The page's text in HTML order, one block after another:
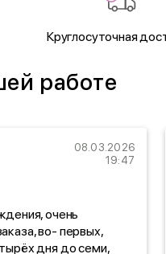
Круглосуточная
работе
08.03.2026
19:47
очень
во- первых,
дня до семи,